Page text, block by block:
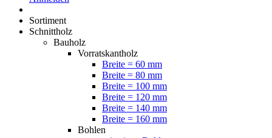
Sortiment
Schnittholz
Bauholz
Vorratskantholz
Breite = 60 mm
Breite = 80 mm
Breite = 100 mm
Breite = 120 mm
Breite = 140 mm
Breite = 160 mm
Bohlen